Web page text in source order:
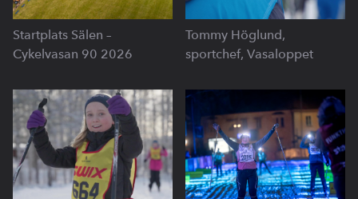
Startplats Sälen –
Cykelvasan 90 2026
Tommy Höglund,
sportchef, Vasaloppet